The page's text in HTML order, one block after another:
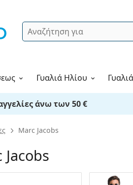
Αναζήτηση
Γυαλιά Ηλίου
άνω των 50 €
Marc Jacobs
Jacobs